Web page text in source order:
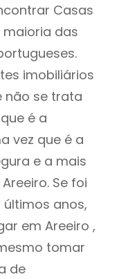
Casas
maioria das
imobiliários
não se trata
é a
vez que é a
e a mais
Se foi
anos,
em Areeiro ,
tomar
de